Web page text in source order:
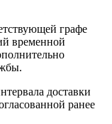
графе
временной
доставки
ранее